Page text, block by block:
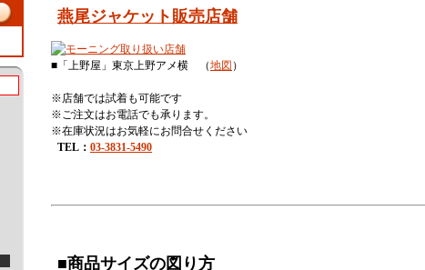
燕尾ジャケット販売店舗
■「上野屋」東京上野アメ横 （地図 ）
※店舗では試着も可能です
※ご注文はお電話でも承ります。
※在庫状況はお気軽にお問合せください
TEL： 03-3831-5490
■商品サイズの図り方